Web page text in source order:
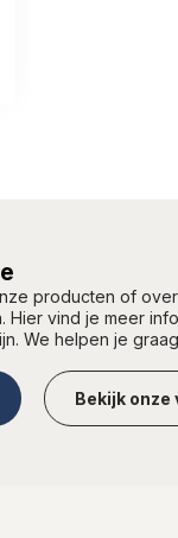
producten of
Hier vind je meer
We helpen je
Bekijk onze